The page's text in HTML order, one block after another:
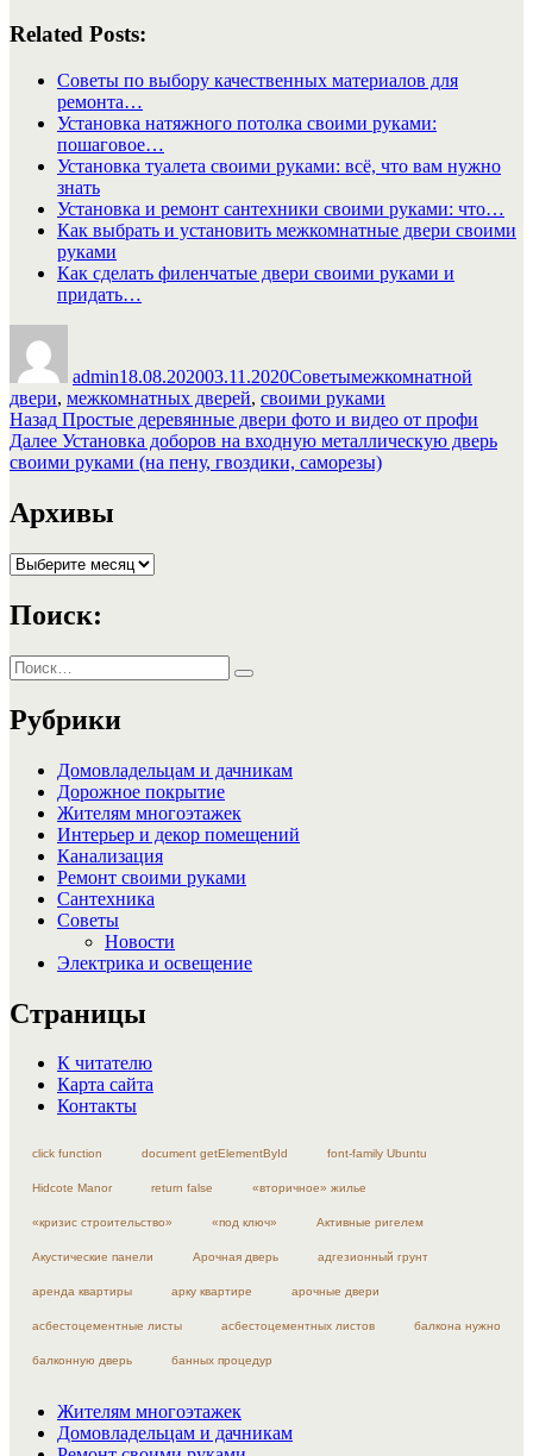
Related Posts:
Советы по выбору качественных материалов для
ремонта…
Установка натяжного потолка своими руками:
пошаговое…
Установка туалета своими руками: всё, что вам нужно
знать
Установка и ремонт сантехники своими руками: что…
Как выбрать и установить межкомнатные двери своими
руками
Как сделать филенчатые двери своими руками и
придать…
admin18.08.202003.11.2020Советымежкомнатной
двери, межкомнатных дверей, своими руками
Навигация
по
Назад Предыдущая
запись:
Простые деревянные двери фото и видео от профи
Далее Следующая
запись:
Установка доборов на входную металлическую дверь
своими руками (на пену, гвоздики, саморезы)
Архивы
Архивы
Поиск:
Искать:
Поиск
Рубрики
Домовладельцам и дачникам
Дорожное покрытие
Жителям многоэтажек
Интерьер и декор помещений
Канализация
Ремонт своими руками
Сантехника
Советы
Новости
Электрика и освещение
Страницы
К читателю
Карта сайта
Контакты
click function document getElementById font-family Ubuntu
Hidcote Manor return false «вторичное» жилье
«кризис строительство» «под ключ» Активные ригелем
Акустические панели Арочная дверь адгезионный грунт
аренда квартиры арку квартире арочные двери
асбестоцементные листы асбестоцементных листов балкона нужно
балконную дверь банных процедур
Жителям многоэтажек
Домовладельцам и дачникам